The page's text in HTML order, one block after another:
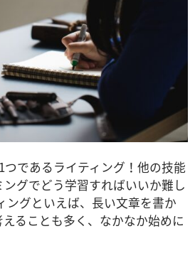
であるライティング！他の技能
グでどう学習すればいいか難し
ングといえば、長い文章を書か
ることも多く、なかなか始めに